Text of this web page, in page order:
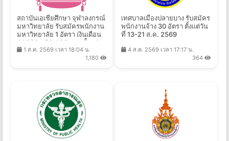
สถาบันเอเชียศึกษา จุฬาลงกรณ์
มหาวิทยาลัย รับสมัครพนักงาน
มหาวิทยาลัย 1 อัตรา เงินเดือน
41,000 - 56,400 บาท ตั้งแต่
บัดนี้ - 23 ส.ค. 2569
1 ส.ค. 2569 เวลา 18:04 น.
1,180
เทศบาลเมืองปลายบาง รับสมัคร
พนักงานจ้าง 30 อัตรา ตั้งแต่วัน
ที่ 13-21 ส.ค. 2569
4 ส.ค. 2569 เวลา 17:17 น.
364